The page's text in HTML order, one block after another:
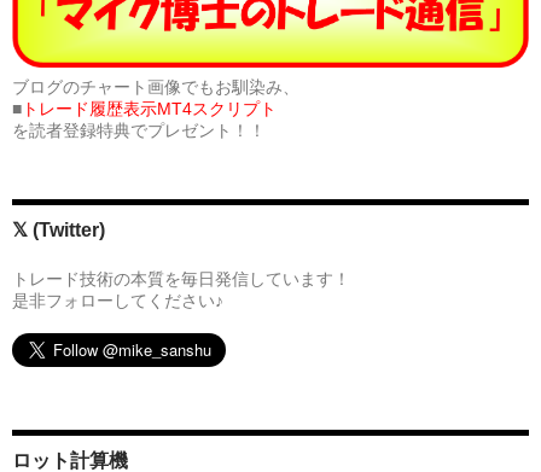
ブログのチャート画像でもお馴染み、
■ トレード履歴表示MT4スクリプト
を読者登録特典でプレゼント！！
𝕏 (Twitter)
トレード技術の本質を毎日発信しています！
是非フォローしてください♪
ロット計算機